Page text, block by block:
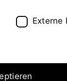
Studierende"
Externe